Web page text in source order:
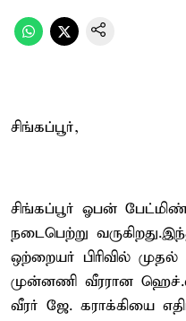
சிங்கப்பூர்,
சிங்கப்பூர் ஓபன்
நடைபெற்று
ஒற்றையர் பிரிவில் முதல்
முன்னணி வீரரான
வீரர் ஜே. கராக்கியை